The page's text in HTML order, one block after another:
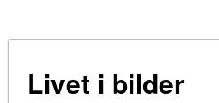
BLOGG
Livet i bilder